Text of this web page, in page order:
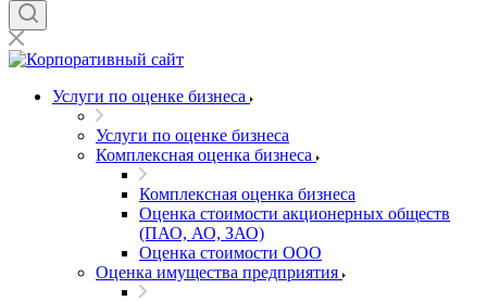
Услуги по оценке бизнеса
Услуги по оценке бизнеса
Комплексная оценка бизнеса
Комплексная оценка бизнеса
Оценка стоимости акционерных обществ
(ПАО, АО, ЗАО)
Оценка стоимости ООО
Оценка имущества предприятия